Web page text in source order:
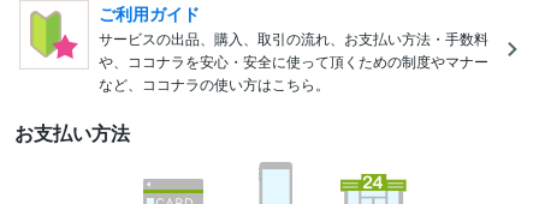
ご利用ガイド
サービスの出品、購入、取引の流れ、お支払い方法・手数料
や、ココナラを安心・安全に使って頂くための制度やマナー
など、ココナラの使い方はこちら。
お支払い方法